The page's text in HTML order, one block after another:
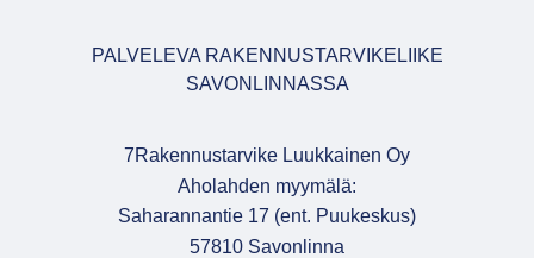
PALVELEVA RAKENNUSTARVIKELIIKE
SAVONLINNASSA
7Rakennustarvike Luukkainen Oy
Aholahden myymälä:
Saharannantie 17 (ent. Puukeskus)
57810 Savonlinna